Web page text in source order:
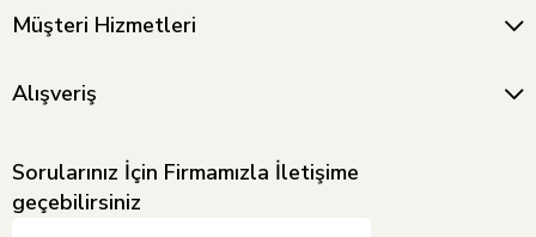
Müşteri Hizmetleri
Alışveriş
Sorularınız İçin Firmamızla İletişime
geçebilirsiniz